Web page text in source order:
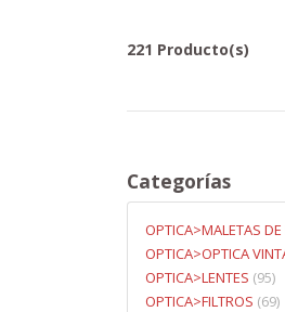
221 Producto(s)
Categorías
OPTICA>MALETAS DE
OPTICA>OPTICA
OPTICA>LENTES 95
OPTICA>FILTROS 69